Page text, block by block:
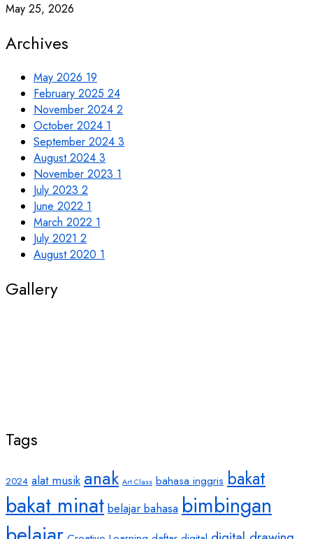
May 25, 2026
Archives
May 2026 19
February 2025 24
November 2024 2
October 2024 1
September 2024 3
August 2024 3
November 2023 1
July 2023 2
June 2022 1
March 2022 1
July 2021 2
August 2020 1
Gallery
Tags
2024 alat musik anak Art Class bahasa inggris bakat
bakat minat belajar bahasa bimbingan